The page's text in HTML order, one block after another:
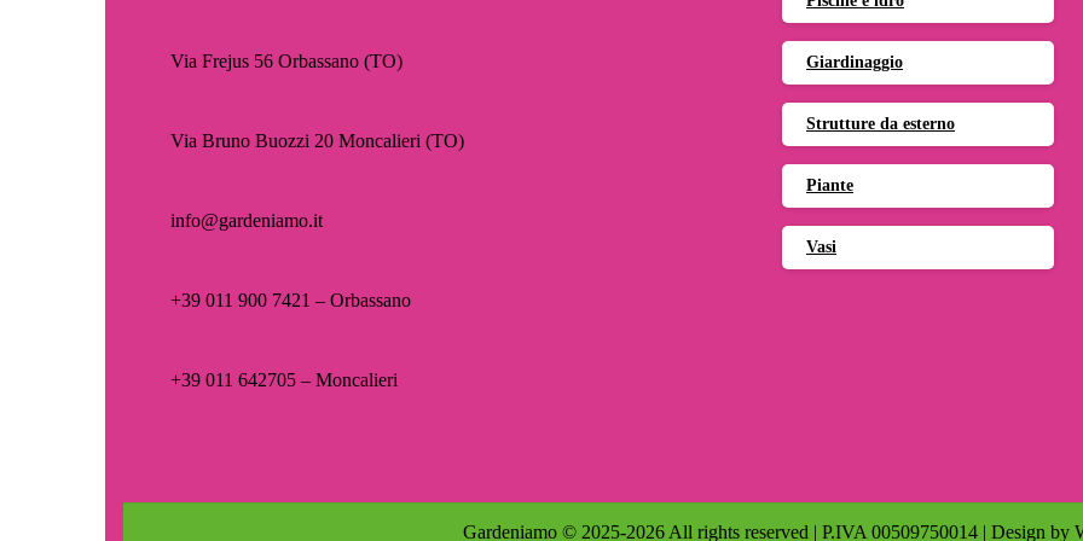
Via Frejus 56 Orbassano (TO)
Via Bruno Buozzi 20 Moncalieri (TO)
info@gardeniamo.it
+39 011 900 7421 – Orbassano
+39 011 642705 – Moncalieri
Giardinaggio
Strutture da esterno
Piante
Vasi
Gardeniamo © 2025-2026 All rights reserved | P.IVA 00509750014 | Design by